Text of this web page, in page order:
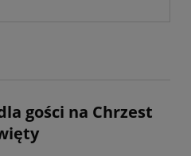
gości na Chrzest